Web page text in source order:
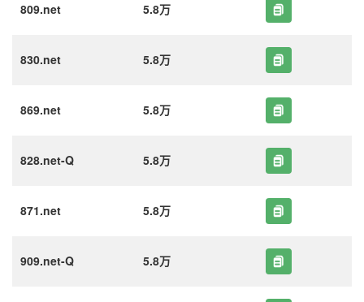
809.net 5.8万
830.net 5.8万
869.net 5.8万
828.net-Q 5.8万
871.net 5.8万
909.net-Q 5.8万